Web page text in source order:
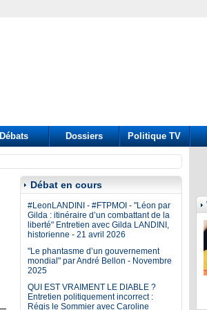
Dossiers Politique TV
dynamics?
Débat en cours
#LeonLANDINI - #FTPMOI - "Léon par
Gilda : itinéraire d’un combattant de la
liberté" Entretien avec Gilda LANDINI,
historienne - 21 avril 2026
"Le phantasme d’un gouvernement
mondial" par André Bellon - Novembre
2025
QUI EST VRAIMENT LE DIABLE ?
Entretien politiquement incorrect :
Régis le Sommier avec Caroline